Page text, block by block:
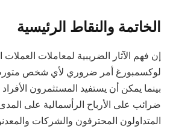
الخاتمة والنقاط الرئيسية
إن فهم الآثار الضريبية لمعاملات
لوكسمبورغ أمر ضروري لأي شخص
بينما يمكن أن يستفيد المستثمرون
ضرائب على الأرباح الرأسمالية على
المتداولون المحترفون والشركات